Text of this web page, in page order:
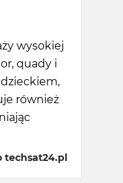
wysokiej
quady i
również
techsat24.pl